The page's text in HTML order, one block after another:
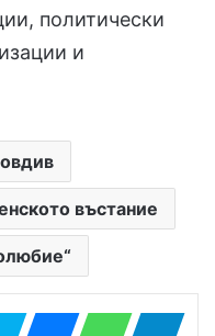
политически
и
въстание